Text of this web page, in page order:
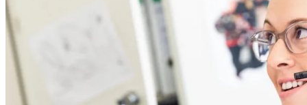
Newsletter
Erhalten Sie direkt Produktinformationen, Bildungsangebote und
Veranstaltungsaktualisierungen.
Das Neueste von Heidelberg Engineering
Veranstaltungen
Bevorstehende Ausstellungen, Konferenzen und Symposien
Virtual Booth